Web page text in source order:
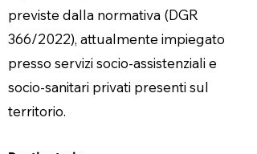
previste dalla normativa (DGR
366/2022), attualmente impiegato
presso servizi socio-assistenziali e
socio-sanitari privati presenti sul
territorio.